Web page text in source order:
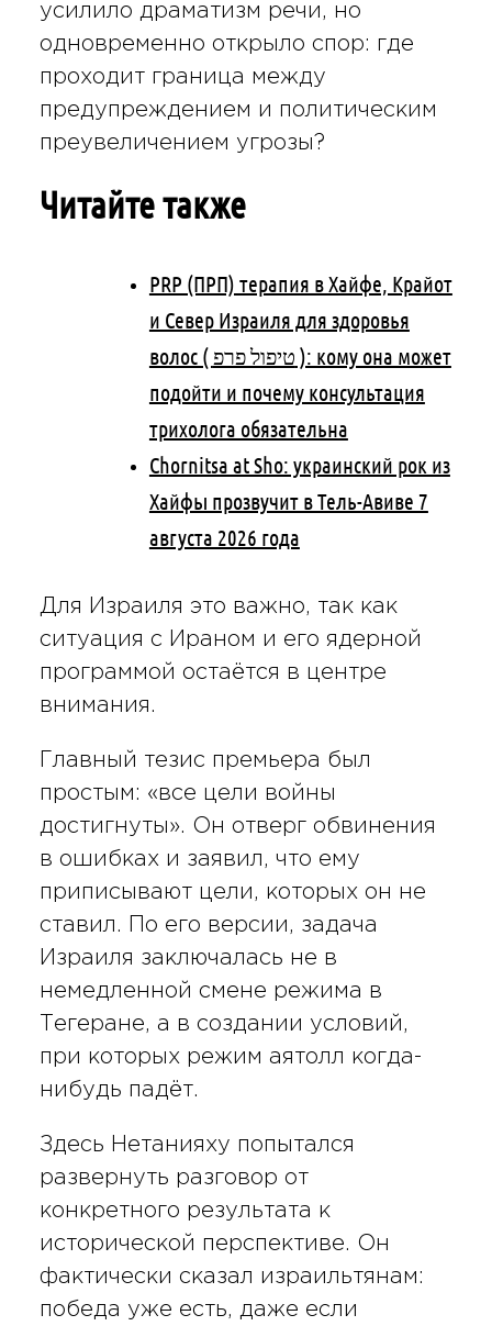
усилило драматизм речи, но
одновременно открыло спор: где
проходит граница между
предупреждением и политическим
преувеличением угрозы?
Читайте также
PRP (ПРП) терапия в Хайфе, Крайот
и Север Израиля для здоровья
волос ( טיפול פרפ ): кому она может
подойти и почему консультация
трихолога обязательна
Chornitsa at Sho: украинский рок из
Хайфы прозвучит в Тель-Авиве 7
августа 2026 года
Для Израиля это важно, так как
ситуация с Ираном и его ядерной
программой остаётся в центре
внимания.
Главный тезис премьера был
простым: «все цели войны
достигнуты». Он отверг обвинения
в ошибках и заявил, что ему
приписывают цели, которых он не
ставил. По его версии, задача
Израиля заключалась не в
немедленной смене режима в
Тегеране, а в создании условий,
при которых режим аятолл когда-
нибудь падёт.
Здесь Нетанияху попытался
развернуть разговор от
конкретного результата к
исторической перспективе. Он
фактически сказал израильтянам:
победа уже есть, даже если